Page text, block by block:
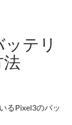
テリ
るPixel3のバッ